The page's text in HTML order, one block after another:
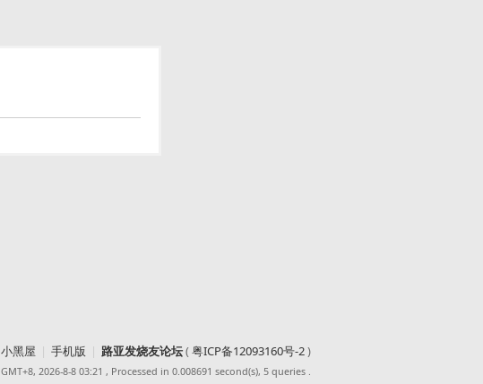
小黑屋 | 手机版 | 路亚发烧友论坛(粤ICP备12093160号-2)
GMT+8, 2026-8-8 03:21 , Processed in 0.008691 second(s), 5 queries .